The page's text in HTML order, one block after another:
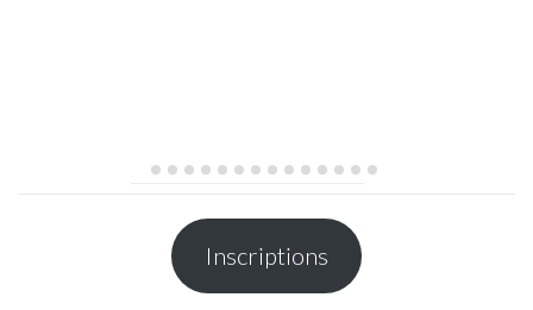
Inscriptions